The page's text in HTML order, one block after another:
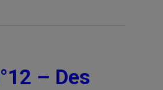
– Des